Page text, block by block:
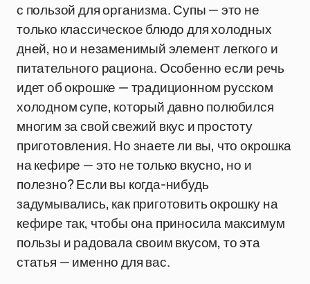
с пользой для организма. Супы — это не
только классическое блюдо для холодных
дней, но и незаменимый элемент легкого и
питательного рациона. Особенно если речь
идет об окрошке — традиционном русском
холодном супе, который давно полюбился
многим за свой свежий вкус и простоту
приготовления. Но знаете ли вы, что окрошка
на кефире — это не только вкусно, но и
полезно? Если вы когда-нибудь
задумывались, как приготовить окрошку на
кефире так, чтобы она приносила максимум
пользы и радовала своим вкусом, то эта
статья — именно для вас.